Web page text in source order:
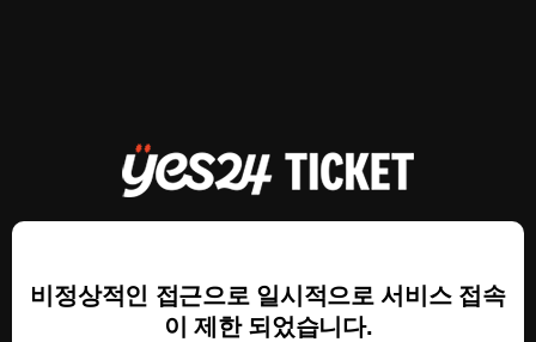
비정상적인 접근으로 일시적으로 서비스 접속
이 제한 되었습니다.